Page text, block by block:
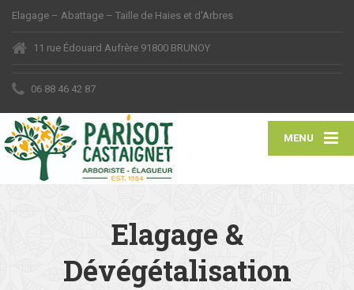
Elagage – Abattage – Taille de Haies et d'Arbres
11 rue Édouard Aufrère 91800 BRUNOY
06 88 46 42 87
MENU
Elagage &
Dévégétalisation